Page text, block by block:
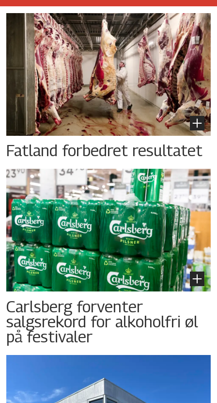
Fatland forbedret resultatet
Carlsberg forventer
salgsrekord for alkoholfri øl
på festivaler